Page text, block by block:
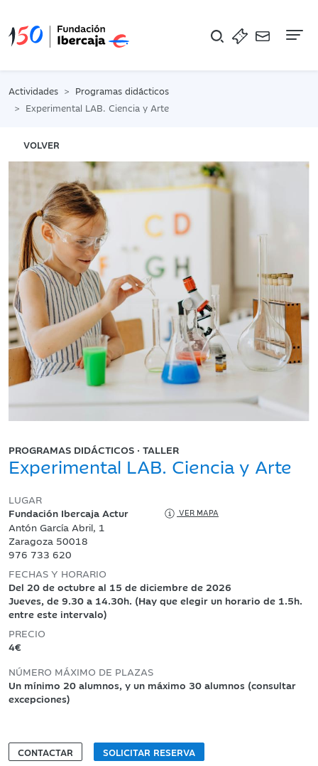
Actividades
Programas didácticos
Experimental LAB. Ciencia y Arte
VOLVER
PROGRAMAS DIDÁCTICOS · TALLER
Experimental LAB. Ciencia y Arte
LUGAR
Fundación Ibercaja Actur
VER MAPA
Antón García Abril, 1
Zaragoza 50018
976 733 620
FECHAS Y HORARIO
Del 20 de octubre al 15 de diciembre de 2026
Jueves, de 9.30 a 14.30h. (Hay que elegir un horario de 1.5h.
entre este intervalo)
PRECIO
4€
NÚMERO MÁXIMO DE PLAZAS
Un mínimo 20 alumnos, y un máximo 30 alumnos (consultar
excepciones)
CONTACTAR SOLICITAR RESERVA